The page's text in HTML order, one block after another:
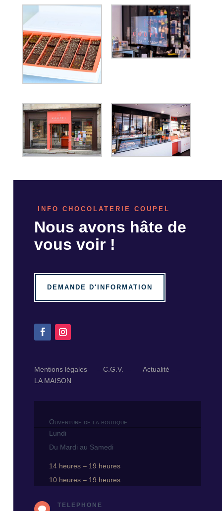
INFO CHOCOLATERIE COUPEL
Nous avons hâte de
vous voir !
DEMANDE D'INFORMATION
Mentions légales – C.G.V. – Actualité
–
LA MAISON
Ouverture de la boutique
Lundi
Du Mardi au Samedi
14 heures – 19 heures
10 heures – 19 heures
 TELEPHONE